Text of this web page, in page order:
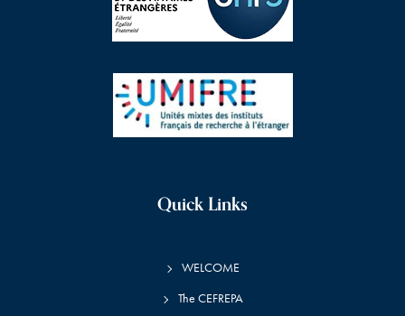
Quick Links
WELCOME
The CEFREPA